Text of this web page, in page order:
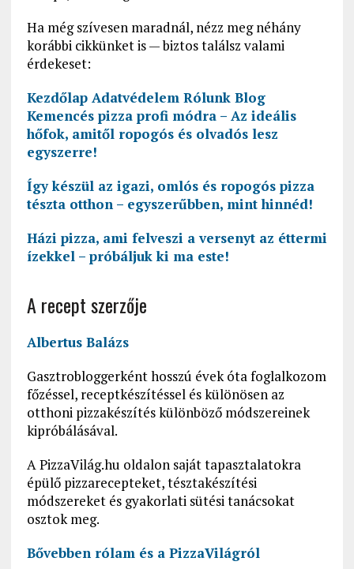
Ha még szívesen maradnál, nézz meg néhány
korábbi cikkünket is — biztos találsz valami
érdekeset:
Kezdőlap Adatvédelem Rólunk Blog
Kemencés pizza profi módra – Az ideális
hőfok, amitől ropogós és olvadós lesz
egyszerre!
Így készül az igazi, omlós és ropogós pizza
tészta otthon – egyszerűbben, mint hinnéd!
Házi pizza, ami felveszi a versenyt az éttermi
ízekkel – próbáljuk ki ma este!
A recept szerzője
Albertus Balázs
Gasztrobloggerként hosszú évek óta foglalkozom
főzéssel, receptkészítéssel és különösen az
otthoni pizzakészítés különböző módszereinek
kipróbálásával.
A PizzaVilág.hu oldalon saját tapasztalatokra
épülő pizzarecepteket, tésztakészítési
módszereket és gyakorlati sütési tanácsokat
osztok meg.
Bővebben rólam és a PizzaVilágról